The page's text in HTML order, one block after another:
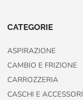
CATEGORIE
ASPIRAZIONE
CAMBIO E FRIZIONE
CARROZZERIA
CASCHI E ACCESSORI